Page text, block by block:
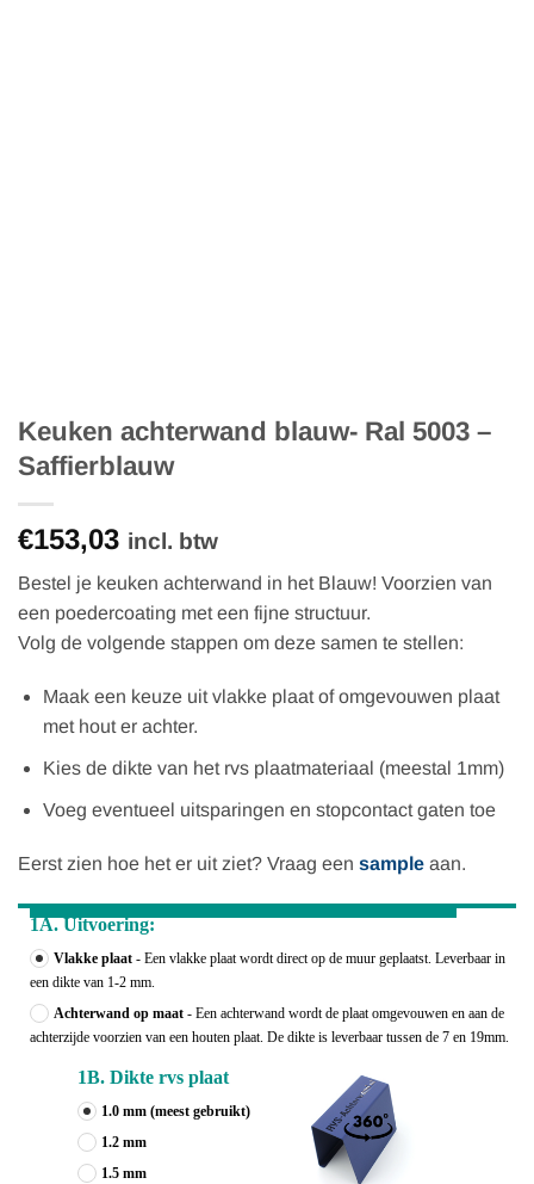
Keuken achterwand blauw- Ral 5003 –
Saffierblauw
€153,03 incl. btw
Bestel je keuken achterwand in het Blauw! Voorzien van
een poedercoating met een fijne structuur.
Volg de volgende stappen om deze samen te stellen:
Maak een keuze uit vlakke plaat of omgevouwen plaat
met hout er achter.
Kies de dikte van het rvs plaatmateriaal (meestal 1mm)
Voeg eventueel uitsparingen en stopcontact gaten toe
Eerst zien hoe het er uit ziet? Vraag een sample aan.
1A. Uitvoering:
Vlakke plaat - Een vlakke plaat wordt direct op de muur geplaatst. Leverbaar in
een dikte van 1-2 mm.
Achterwand op maat - Een achterwand wordt de plaat omgevouwen en aan de
achterzijde voorzien van een houten plaat. De dikte is leverbaar tussen de 7 en 19mm.
1B. Dikte rvs plaat
1.0 mm (meest gebruikt)
1.2 mm
1.5 mm